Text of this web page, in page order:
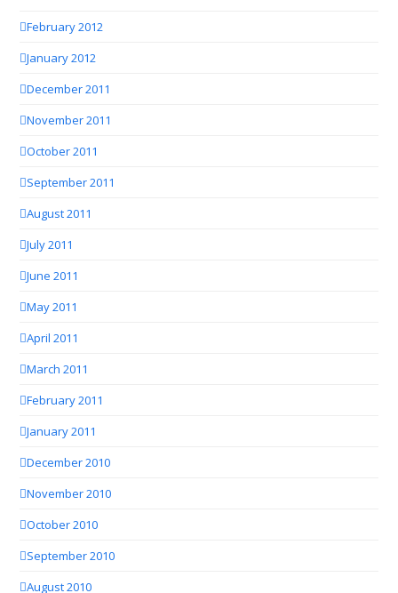
February 2012
January 2012
December 2011
November 2011
October 2011
September 2011
August 2011
July 2011
June 2011
May 2011
April 2011
March 2011
February 2011
January 2011
December 2010
November 2010
October 2010
September 2010
August 2010